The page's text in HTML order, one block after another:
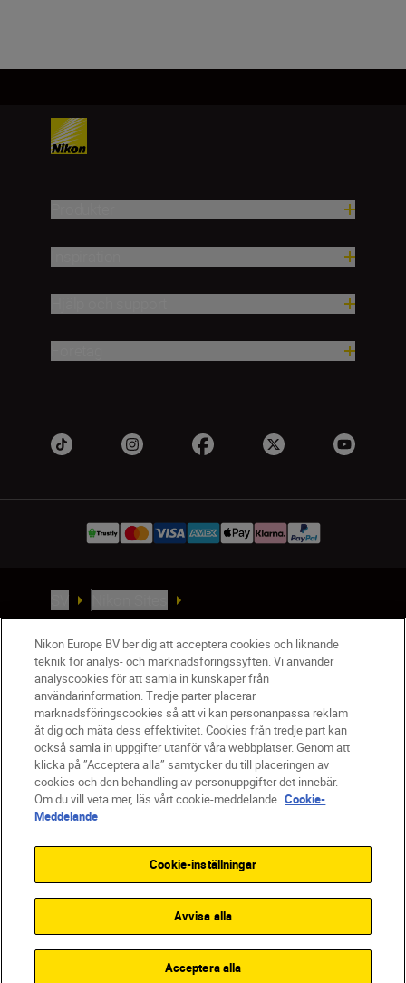
Kontakta oss
Policydokument om personuppgiftsbehandling
Användningsvillkor
Användarvillkor för Nikon Store
Cookie-meddelande
Tillgänglighet
Cookieinställningar
© 2026 Nikon
Nikon Europe BV ber dig att acceptera cookies och liknande
teknik för analys- och marknadsföringssyften. Vi använder
analyscookies för att samla in kunskaper från
användarinformation. Tredje parter placerar
marknadsföringscookies så att vi kan personanpassa reklam
åt dig och mäta dess effektivitet. Cookies från tredje part kan
också samla in uppgifter utanför våra webbplatser. Genom att
klicka på ”Acceptera alla” samtycker du till placeringen av
cookies och den behandling av personuppgifter det innebär.
Om du vill veta mer, läs vårt cookie-meddelande. Cookie-
Meddelande
Cookie-inställningar
Avvisa alla
Acceptera alla